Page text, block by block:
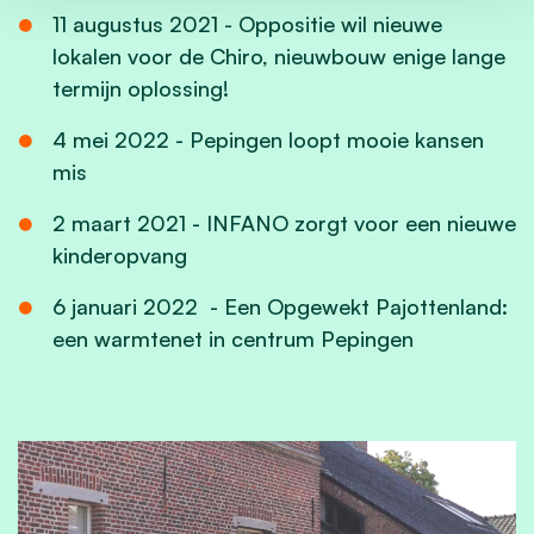
11 augustus 2021 - Oppositie wil nieuwe
lokalen voor de Chiro, nieuwbouw enige lange
termijn oplossing!
4 mei 2022 - Pepingen loopt mooie kansen
mis
2 maart 2021 - INFANO zorgt voor een nieuwe
kinderopvang
6 januari 2022 - Een Opgewekt Pajottenland:
een warmtenet in centrum Pepingen